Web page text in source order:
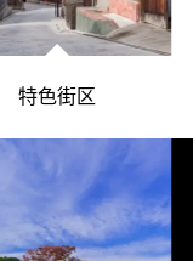
特色街区